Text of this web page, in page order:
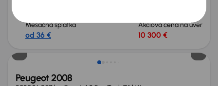
Mesačná splátka
od 36 €
Akciová cena na úver
10 300 €
Peugeot 2008